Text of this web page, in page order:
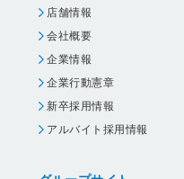
店舗情報
会社概要
企業情報
企業行動憲章
新卒採用情報
アルバイト採用情報